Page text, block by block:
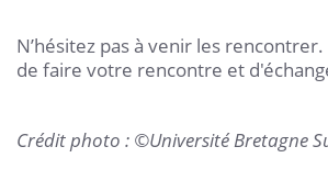
N’hésitez pas à venir les
de faire votre rencontre et
Crédit photo : ©Université Bretagne